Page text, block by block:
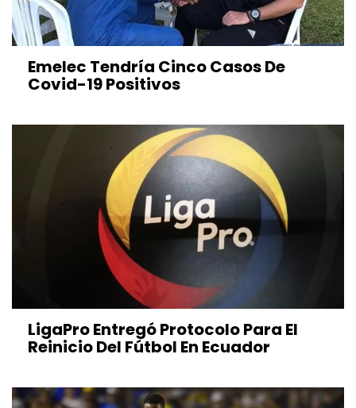
Emelec Tendría Cinco Casos De
Covid-19 Positivos
LigaPro Entregó Protocolo Para El
Reinicio Del Fútbol En Ecuador